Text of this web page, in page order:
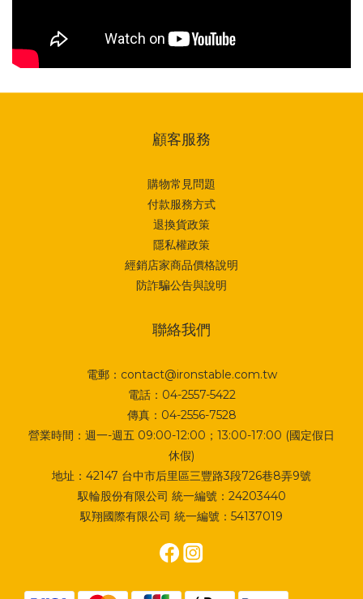
顧客服務
購物常見問題
付款服務方式
退換貨政策
隱私權政策
經銷店家商品價格說明
防詐騙公告與說明
聯絡我們
電郵：contact@ironstable.com.tw
電話：04-2557-5422
傳真：04-2556-7528
營業時間：週一-週五 09:00-12:00；13:00-17:00 (國定假日
休假)
地址： 42147 台中市后里區三豐路3段726巷8弄9號
馭輪股份有限公司 統一編號：24203440
馭翔國際有限公司 統一編號：54137019